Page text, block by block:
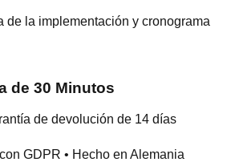
de la implementación y cronograma
de 30 Minutos
de devolución de 14 días
GDPR • Hecho en Alemania